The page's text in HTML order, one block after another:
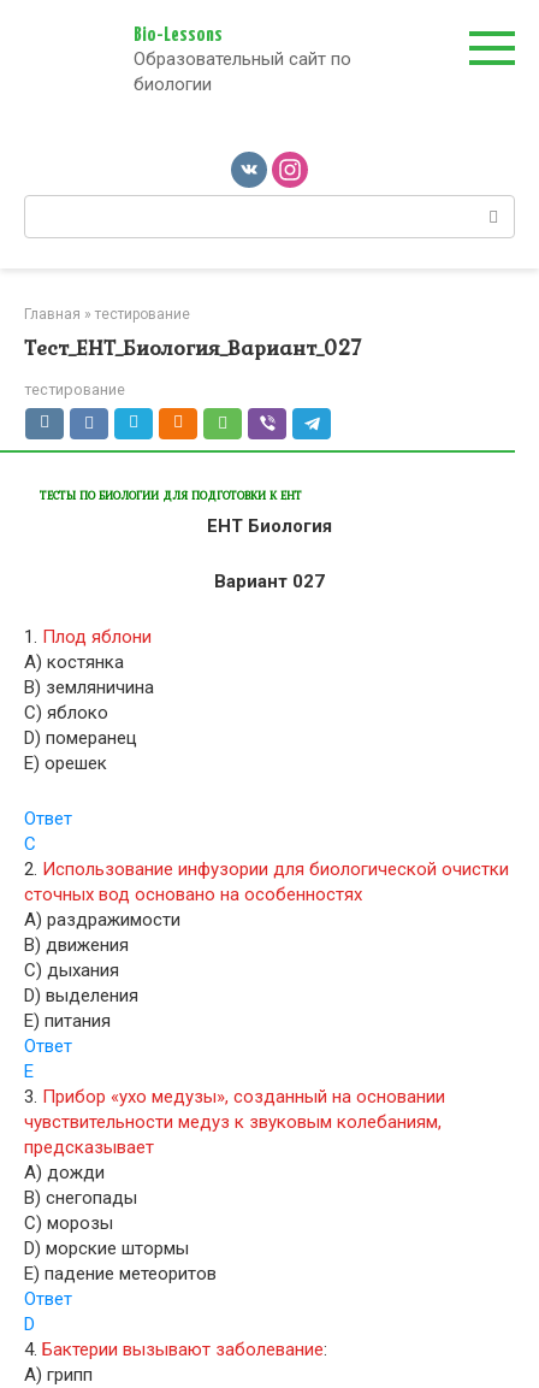
Bio-Lessons
Образовательный сайт по
биологии
Поиск:
Главная » тестирование
Тест_ЕНТ_Биология_Вариант_027
тестирование
ТЕСТЫ ПО БИОЛОГИИ ДЛЯ ПОДГОТОВКИ К ЕНТ
ЕНТ Биология
Вариант 027
1. Плод яблони
A) костянка
B) земляничина
C) яблоко
D) померанец
E) орешек
Ответ
C
2. Использование инфузории для биологической очистки
сточных вод основано на особенностях
A) раздражимости
B) движения
C) дыхания
D) выделения
E) питания
Ответ
E
3. Прибор «ухо медузы», созданный на основании
чувствительности медуз к звуковым колебаниям,
предсказывает
A) дожди
B) снегопады
C) морозы
D) морские штормы
E) падение метеоритов
Ответ
D
4. Бактерии вызывают заболевание:
A) грипп